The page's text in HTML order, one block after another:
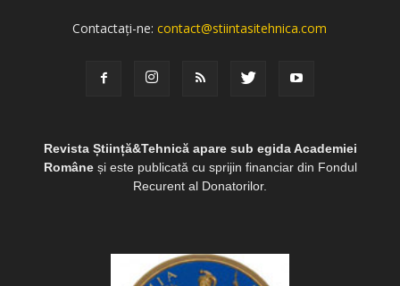
Contactați-ne:contact@stiintasitehnica.com
Revista Știință&Tehnică apare sub egida Academiei
Româneși este publicată cu sprijin financiar din Fondul
Recurent al Donatorilor.